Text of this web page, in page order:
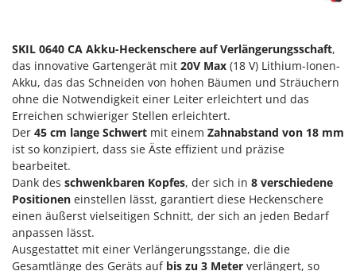
Knochensägen
Kompressoren - elektrisch
Kompressoren für Ernte und Baumschnitt
Kreiseleggen
Küchenreiben - elektrisch
Kükenaufzuchtboxen
L
Laderampe aus Aluminium
Laubsauger - Laubbläser
EcoFlow
Edilmark
Effeuno
Einhell
Elegen
Energy Gruppi
Enotecnica Pillan
Eschenfelder
EuroMech
SKIL 0640 CA Akku-Heckenschere auf Verlängerungsschaft,
das innovative Gartengerät mit 20V Max (18 V) Lithium-Ionen-
Akku, das das Schneiden von hohen Bäumen und Sträuchern
ohne die Notwendigkeit einer Leiter erleichtert und das
Erreichen schwieriger Stellen erleichtert.
Der 45 cm lange Schwert mit einem Zahnabstand von 18 mm
ist so konzipiert, dass sie Äste effizient und präzise
bearbeitet.
Dank des schwenkbaren Kopfes, der sich in 8 verschiedene
Positionen einstellen lässt, garantiert diese Heckenschere
einen äußerst vielseitigen Schnitt, der sich an jeden Bedarf
anpassen lässt.
Ausgestattet mit einer Verlängerungsstange, die die
Gesamtlänge des Geräts auf bis zu 3 Meter verlängert, so